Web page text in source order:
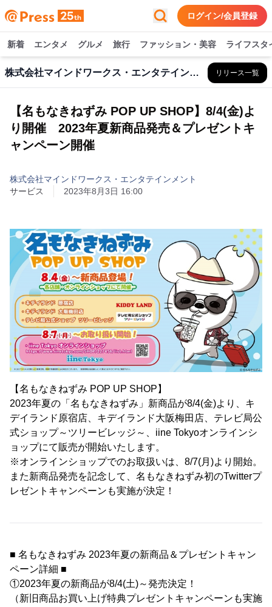
ログイン/会員登録
新着 エンタメ グルメ 旅行 ファッション・美容 ライフスタ
株式会社マインドワークス・エンタテインメント リリース一覧
【名もなきねずみ POP UP SHOP】8/4(金)よ
り開催 2023年夏新商品発売＆プレゼントキ
ャンペーン開催
株式会社マインドワークス・エンタテインメント
サービス
2023年8月3日 16:00
【名もなきねずみ POP UP SHOP】
2023年夏の「名もなきねずみ」新商品が8/4(金)より、キ
デイランド原宿店、キデイランド大阪梅田店、テレビ局公
式ショップ～ツリービレッジ～、iine Tokyoオンラインシ
ョップにて販売が開始いたします。
※オンラインショップでのお取扱いは、8/7(月)より開始。
また新商品発売を記念して、名もなきねずみ初のTwitterプ
レゼントキャンペーンも実施が決定！
■ 名もなきねずみ 2023年夏の新商品＆プレゼントキャン
ペーン詳細 ■
①2023年夏の新商品が8/4(土)～発売決定！
（新旧商品お買い上げ特典プレゼントキャンペーンも実施